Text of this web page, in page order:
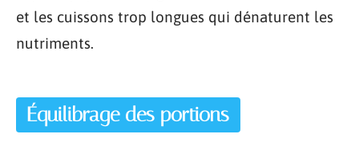
et les cuissons trop longues qui dénaturent les
nutriments.
Équilibrage des portions